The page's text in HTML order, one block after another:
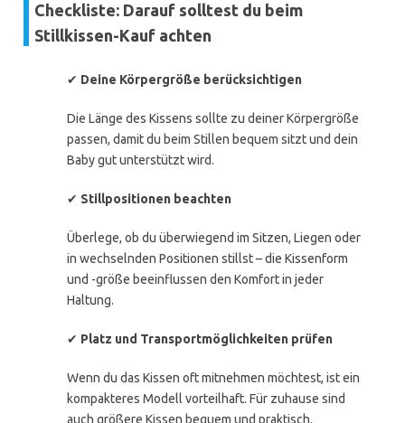
Checkliste: Darauf solltest du beim
Stillkissen-Kauf achten
✔ Deine Körpergröße berücksichtigen
Die Länge des Kissens sollte zu deiner Körpergröße
passen, damit du beim Stillen bequem sitzt und dein
Baby gut unterstützt wird.
✔ Stillpositionen beachten
Überlege, ob du überwiegend im Sitzen, Liegen oder
in wechselnden Positionen stillst – die Kissenform
und -größe beeinflussen den Komfort in jeder
Haltung.
✔ Platz und Transportmöglichkeiten prüfen
Wenn du das Kissen oft mitnehmen möchtest, ist ein
kompakteres Modell vorteilhaft. Für zuhause sind
auch größere Kissen bequem und praktisch.